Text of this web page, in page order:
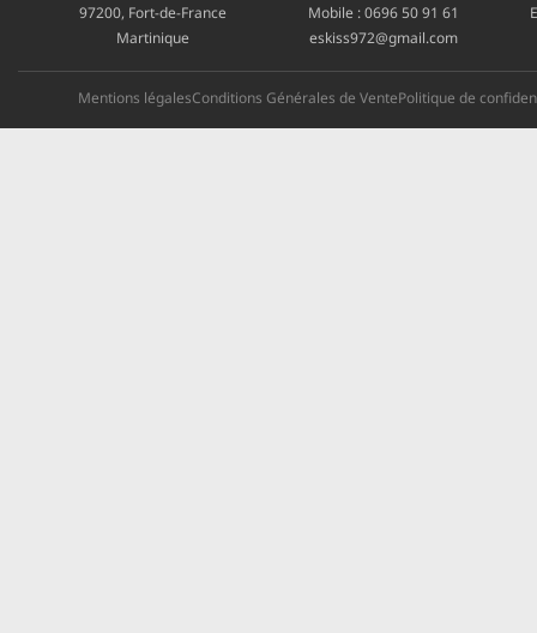
97200, Fort-de-France
Martinique
Mobile :0696 50 91 61
eskiss972@gmail.com
Mentions légalesConditions Générales de VentePolitique de